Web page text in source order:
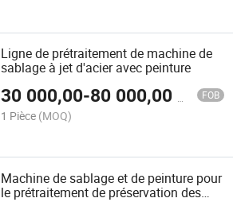
Ligne de prétraitement de machine de
sablage à jet d'acier avec peinture
30 000,00-80 000,00 FOB
1 Pièce (MOQ)
Machine de sablage et de peinture pour
le prétraitement de préservation des